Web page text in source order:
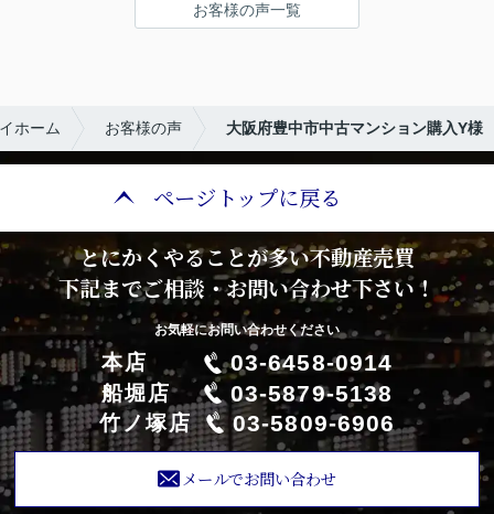
お客様の声一覧
ホーム お客様の声 大阪府豊中市中古マンション購入Y様
ページトップに戻る
とにかくやることが多い不動産売買
下記までご相談・お問い合わせ下さい！
お気軽にお問い合わせください
本店 03-6458-0914
船堀店 03-5879-5138
竹ノ塚店 03-5809-6906
メールでお問い合わせ